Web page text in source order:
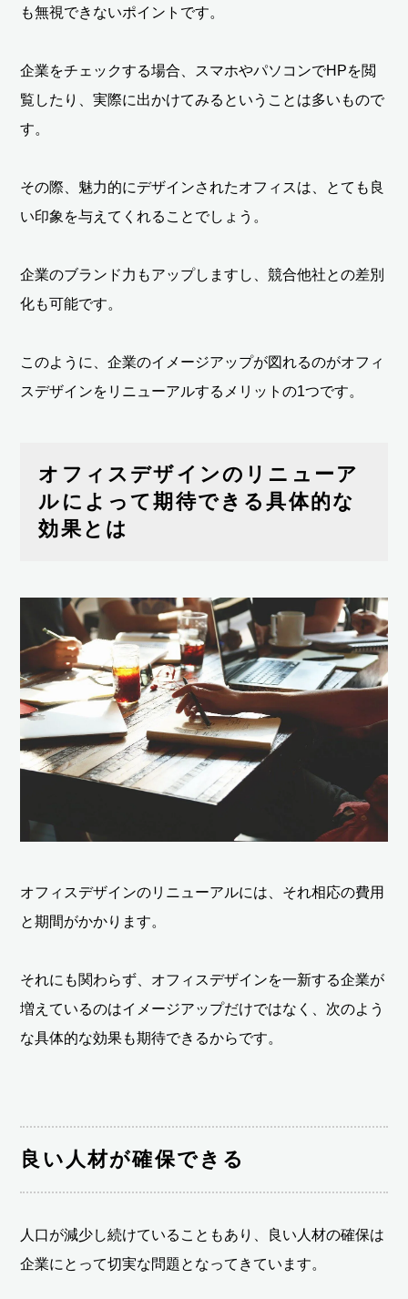
も無視できないポイントです。
企業をチェックする場合、スマホやパソコンでHPを閲
覧したり、実際に出かけてみるということは多いもので
す。
その際、魅力的にデザインされたオフィスは、とても良
い印象を与えてくれることでしょう。
企業のブランド力もアップしますし、競合他社との差別
化も可能です。
このように、企業のイメージアップが図れるのがオフィ
スデザインをリニューアルするメリットの1つです。
オフィスデザインのリニューア
ルによって期待できる具体的な
効果とは
オフィスデザインのリニューアルには、それ相応の費用
と期間がかかります。
それにも関わらず、オフィスデザインを一新する企業が
増えているのはイメージアップだけではなく、次のよう
な具体的な効果も期待できるからです。
良い人材が確保できる
人口が減少し続けていることもあり、良い人材の確保は
企業にとって切実な問題となってきています。